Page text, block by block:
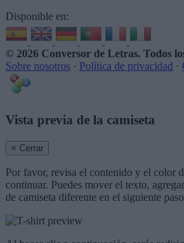
Disponible en:
© 2026 Conversor de Letras. Todos
Sobre nosotros · Política de privacidad ·
Vista previa de la camiseta
× Cerrar
Por favor, revisa el contenido y el color
continuar. Puedes mover el texto,
de camiseta diferente en el siguiente